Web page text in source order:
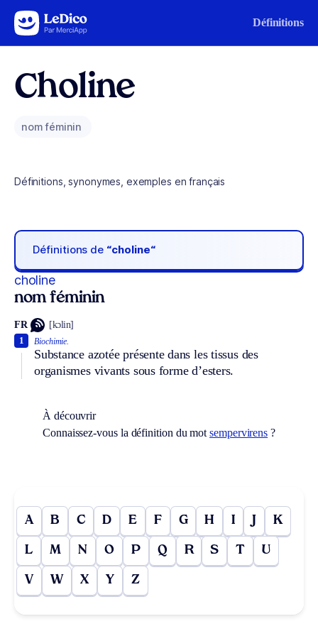
Aller au contenu Définitions
Choline
nom féminin
Définitions, synonymes, exemples en français
Définitions de “choline“
choline
nom féminin
FR [kɔlin]
Biochimie.
Substance azotée présente dans les tissus des
organismes vivants sous forme d’esters.
1
À découvrir
Connaissez-vous la définition du motsempervirens ?
A B C D E F G H I J K
L M N O P Q R S T U
V W X Y Z